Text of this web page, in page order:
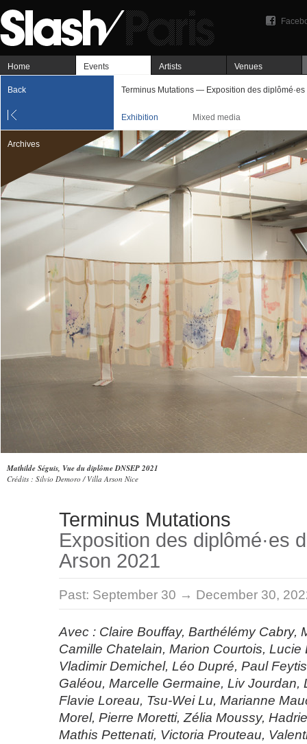
Home Events Artists Venues
Back Terminus Mutations — Exposition des
Exhibition Mixed media
Archives
Mathilde Séguis, Vue du diplôme DNSEP 2021
Crédits : Silvio Demoro / Villa Arson Nice
Terminus Mutations
Exposition des diplômé·es
Arson 2021
Past: September 30 → December 30,
Avec : Claire Bouffay, Barthélémy Cabry,
Camille Chatelain, Marion Courtois, Lucie
Vladimir Demichel, Léo Dupré, Paul
Galéou, Marcelle Germaine, Liv Jourdan,
Flavie Loreau, Tsu-Wei Lu, Marianne
Morel, Pierre Moretti, Zélia Moussy,
Mathis Pettenati, Victoria Prouteau,